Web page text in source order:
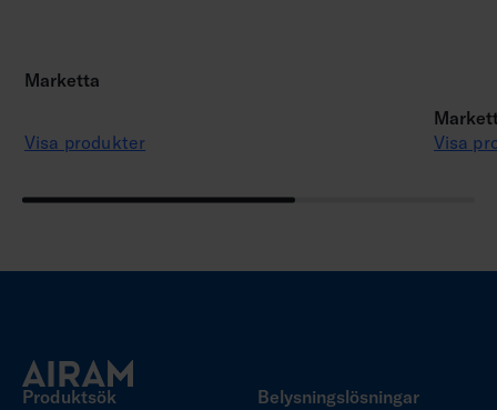
Marketta
Visa produkter
Visa
Produktsök Belysningslösningar